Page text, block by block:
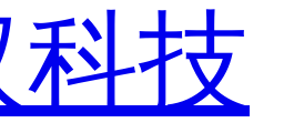
技